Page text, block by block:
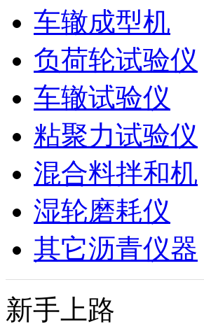
车辙成型机
负荷轮试验仪
车辙试验仪
粘聚力试验仪
混合料拌和机
湿轮磨耗仪
其它沥青仪器
新手上路